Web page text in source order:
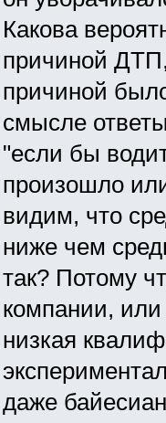
Какова
причиной ДТП,
причиной
смысле
"если бы
произошло
видим, что
ниже чем
так? Потому
компании,
низкая
даже